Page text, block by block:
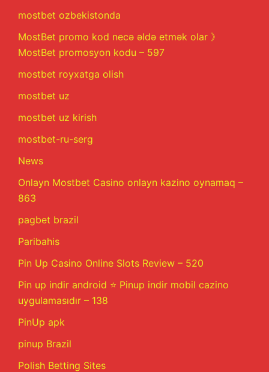
mostbet ozbekistonda
MostBet promo kod necə əldə etmək olar 》
MostBet promosyon kodu – 597
mostbet royxatga olish
mostbet uz
mostbet uz kirish
mostbet-ru-serg
News
Onlayn Mostbet Casino onlayn kazino oynamaq –
863
pagbet brazil
Paribahis
Pin Up Casino Online Slots Review – 520
Pin up indir android ⭐️ Pinup indir mobil cazino
uygulamasıdır – 138
PinUp apk
pinup Brazil
Polish Betting Sites